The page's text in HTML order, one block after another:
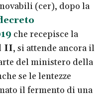
(cer), dopo la
ecreto
che recepisce la
II, si attende ancora il
del ministero della
se le lentezze
il fermento di una